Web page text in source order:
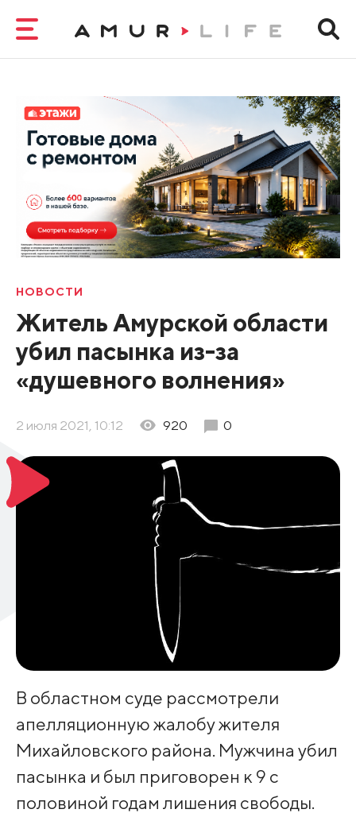
НОВОСТИ
Житель Амурской области
убил пасынка из-за
«душевного волнения»
2 июля 2021, 10:12 920 0
В областном суде рассмотрели
апелляционную жалобу жителя
Михайловского района. Мужчина убил
пасынка и был приговорен к 9 с
половиной годам лишения свободы.